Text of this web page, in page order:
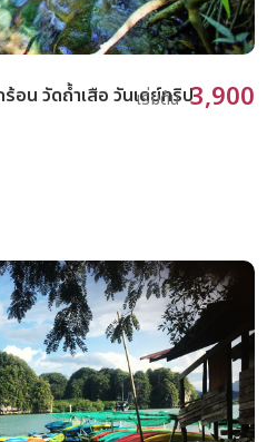
อน วัดถ้ำเสือ วันเดย์ทริป
เริ่มต้น 3,900